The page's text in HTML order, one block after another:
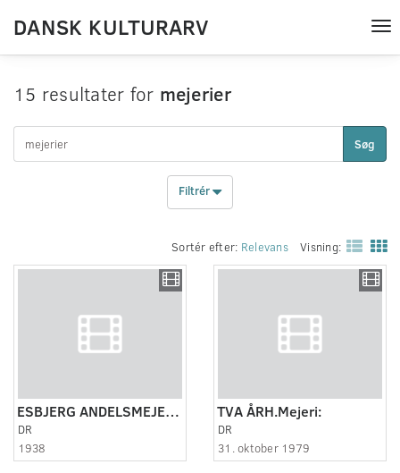
DANSK KULTURARV
15 resultater for mejerier
Søg
Filtrér
Sortér efter: Relevans Visning:
ESBJERG ANDELSMEJERI 1938
DR
1938
TVA ÅRH.Mejeri:
DR
31. oktober 1979